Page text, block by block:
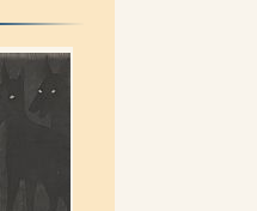
Scheufler)